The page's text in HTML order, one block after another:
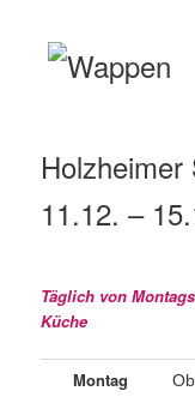
11.12. –
Täglich von
Küche
Montag